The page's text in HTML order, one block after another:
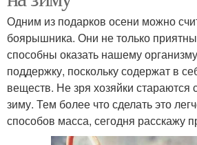
Одним из подарков осени можно
боярышника. Они не только
способны оказать нашему
поддержку, поскольку содержат в
веществ. Не зря хозяйки стараются
зиму. Тем более что сделать это
способов масса, сегодня расскажу